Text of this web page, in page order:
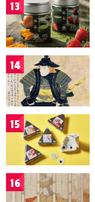
13
14
15
16